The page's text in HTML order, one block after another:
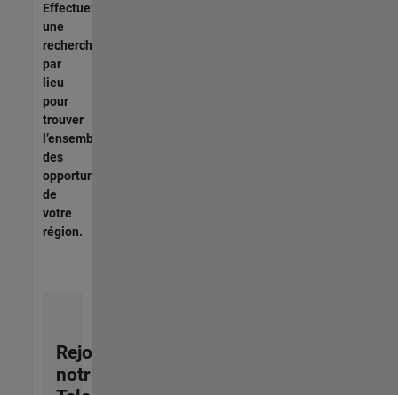
Effectuez
une
recherche
par
lieu
pour
trouver
l’ensemble
des
opportunités
de
votre
région.
Rejoignez
notre